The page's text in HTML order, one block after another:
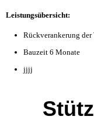
Leistungsübersicht:
Rückverankerung der
Bauzeit 6 Monate
jjjj